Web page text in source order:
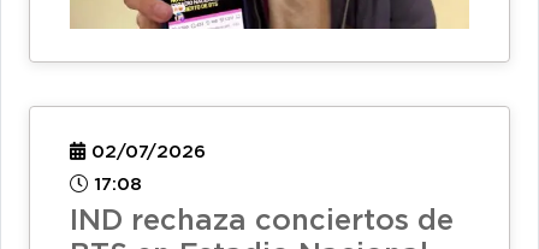
02/07/2026
17:08
IND rechaza conciertos de